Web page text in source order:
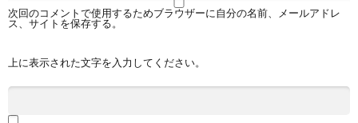
次回のコメントで使用するためブラウザーに自分の名前、メールアドレ
ス、サイトを保存する。
上に表示された文字を入力してください。